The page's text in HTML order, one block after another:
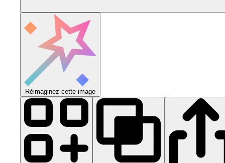
Réimaginez cette image